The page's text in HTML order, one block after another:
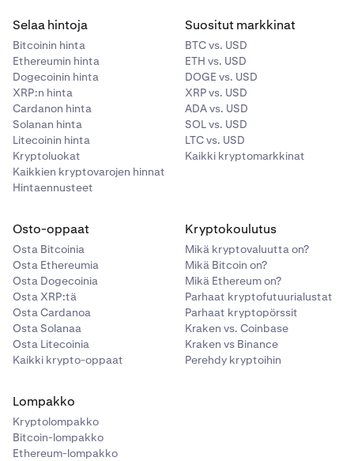
Selaa hintoja
Bitcoinin hinta
Ethereumin hinta
Dogecoinin hinta
XRP:n hinta
Cardanon hinta
Solanan hinta
Litecoinin hinta
Kryptoluokat
Kaikkien kryptovarojen hinnat
Hintaennusteet
Suositut markkinat
BTC vs. USD
ETH vs. USD
DOGE vs. USD
XRP vs. USD
ADA vs. USD
SOL vs. USD
LTC vs. USD
Kaikki kryptomarkkinat
Osto-oppaat
Osta Bitcoinia
Osta Ethereumia
Osta Dogecoinia
Osta XRP:tä
Osta Cardanoa
Osta Solanaa
Osta Litecoinia
Kaikki krypto-oppaat
Kryptokoulutus
Mikä kryptovaluutta on?
Mikä Bitcoin on?
Mikä Ethereum on?
Parhaat kryptofutuurialustat
Parhaat kryptopörssit
Kraken vs. Coinbase
Kraken vs Binance
Perehdy kryptoihin
Lompakko
Kryptolompakko
Bitcoin-lompakko
Ethereum-lompakko